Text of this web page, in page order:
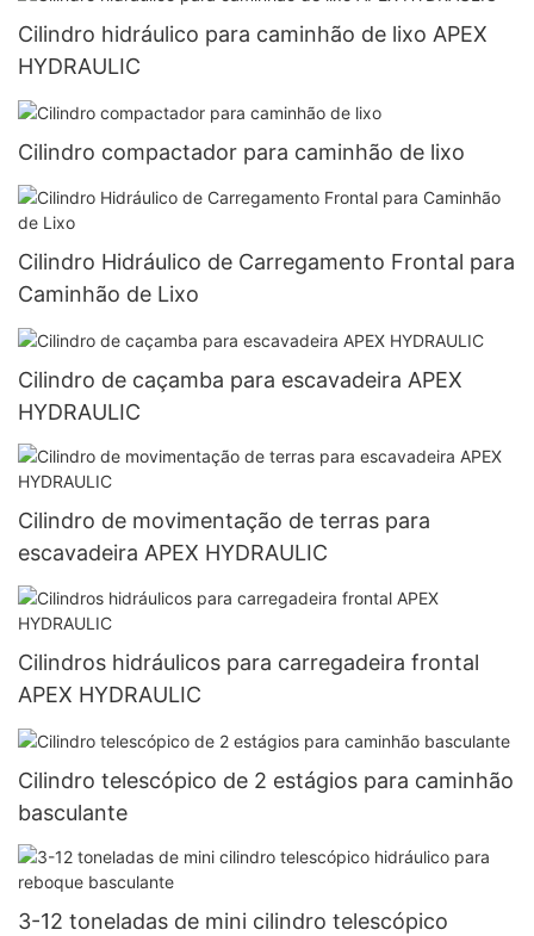
Cilindro hidráulico para caminhão de lixo APEX
HYDRAULIC
Cilindro compactador para caminhão de lixo
Cilindro Hidráulico de Carregamento Frontal para
Caminhão de Lixo
Cilindro de caçamba para escavadeira APEX
HYDRAULIC
Cilindro de movimentação de terras para
escavadeira APEX HYDRAULIC
Cilindros hidráulicos para carregadeira frontal
APEX HYDRAULIC
Cilindro telescópico de 2 estágios para caminhão
basculante
3-12 toneladas de mini cilindro telescópico